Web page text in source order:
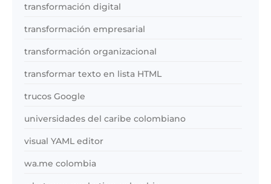
transformación digital
transformación empresarial
transformación organizacional
transformar texto en lista HTML
trucos Google
universidades del caribe colombiano
visual YAML editor
wa.me colombia